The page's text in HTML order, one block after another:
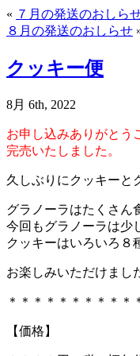
« ７月の発送のおしら
８月の発送のおしらせ
クッキー便
8月 6th, 2022
お申し込みありがとう
完売いたしました。
久しぶりにクッキーと
グラノーラはたくさん
今回もグラノーラは少
クッキーはいろいろ８
お楽しみいただけまし
＊＊＊＊＊＊＊＊＊＊
【価格】